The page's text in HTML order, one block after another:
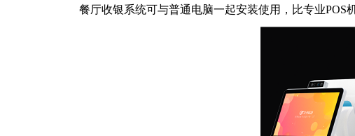
餐厅收银系统可与普通电脑一起安装使用，比专业POS